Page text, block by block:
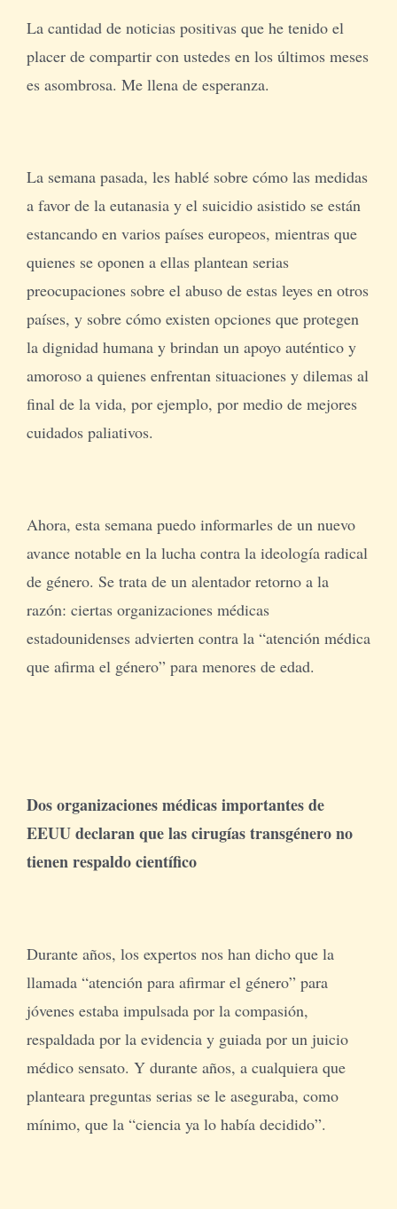
La cantidad de noticias positivas que he tenido el
placer de compartir con ustedes en los últimos meses
es asombrosa. Me llena de esperanza.
La semana pasada, les hablé sobre cómo las medidas
a favor de la eutanasia y el suicidio asistido se están
estancando en varios países europeos, mientras que
quienes se oponen a ellas plantean serias
preocupaciones sobre el abuso de estas leyes en otros
países, y sobre cómo existen opciones que protegen
la dignidad humana y brindan un apoyo auténtico y
amoroso a quienes enfrentan situaciones y dilemas al
final de la vida, por ejemplo, por medio de mejores
cuidados paliativos.
Ahora, esta semana puedo informarles de un nuevo
avance notable en la lucha contra la ideología radical
de género. Se trata de un alentador retorno a la
razón: ciertas organizaciones médicas
estadounidenses advierten contra la “atención médica
que afirma el género” para menores de edad.
Dos organizaciones médicas importantes de
EEUU declaran que las cirugías transgénero no
tienen respaldo científico
Durante años, los expertos nos han dicho que la
llamada “atención para afirmar el género” para
jóvenes estaba impulsada por la compasión,
respaldada por la evidencia y guiada por un juicio
médico sensato. Y durante años, a cualquiera que
planteara preguntas serias se le aseguraba, como
mínimo, que la “ciencia ya lo había decidido”.